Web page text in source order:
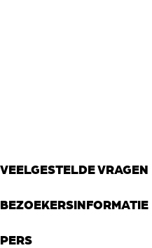
VEELGESTELDE VRAGEN
BEZOEKERSINFORMATIE
PERS